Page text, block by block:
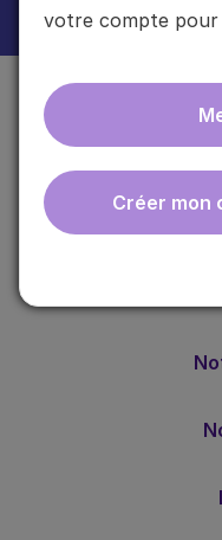
votre compte
Créer mon
ebmfrance est une